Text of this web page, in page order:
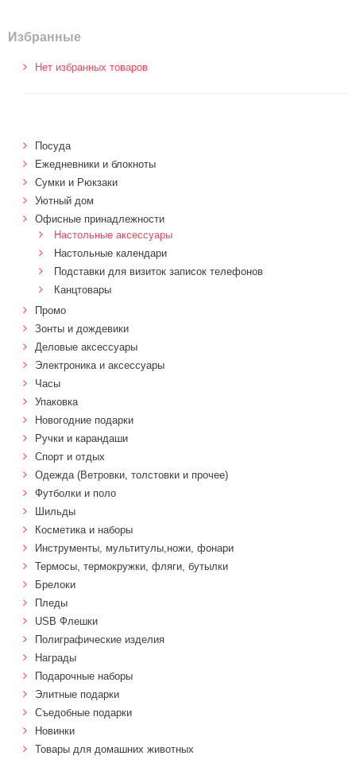
Избранные
Нет избранных товаров
Посуда
Ежедневники и блокноты
Сумки и Рюкзаки
Уютный дом
Офисные принадлежности
Настольные аксессуары
Настольные календари
Подставки для визиток записок телефонов
Канцтовары
Промо
Зонты и дождевики
Деловые аксессуары
Электроника и аксессуары
Часы
Упаковка
Новогодние подарки
Ручки и карандаши
Спорт и отдых
Одежда (Ветровки, толстовки и прочее)
Футболки и поло
Шильды
Косметика и наборы
Инструменты, мультитулы,ножи, фонари
Термосы, термокружки, фляги, бутылки
Брелоки
Пледы
USB Флешки
Полиграфические изделия
Награды
Подарочные наборы
Элитные подарки
Cъедобные подарки
Новинки
Товары для домашних животных